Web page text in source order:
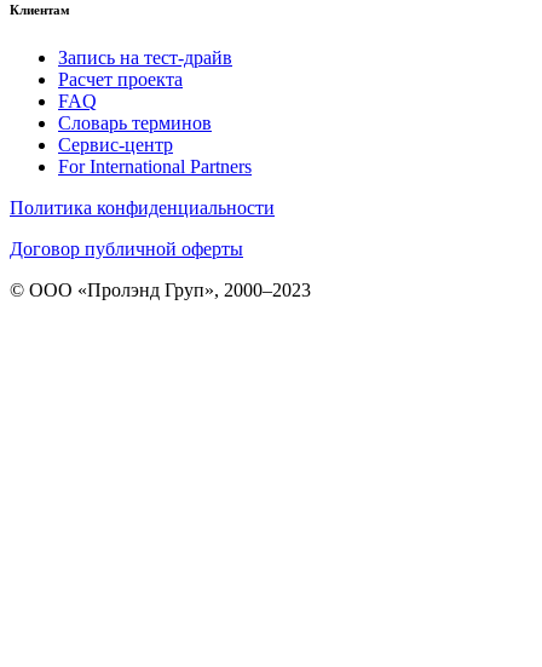
Клиентам
Запись на тест-драйв
Расчет проекта
FAQ
Словарь терминов
Сервис-центр
For International Partners
Политика конфиденциальности
Договор публичной оферты
© ООО «Пролэнд Груп», 2000–2023